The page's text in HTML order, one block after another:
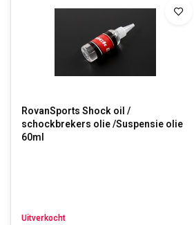
RovanSports Shock oil /
schockbrekers olie /Suspensie olie
60ml
Uitverkocht